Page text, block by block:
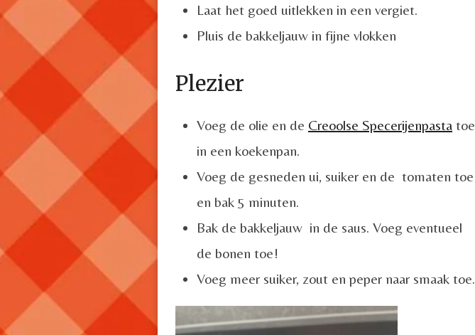
Laat het goed uitlekken in een vergiet.
Pluis de bakkeljauw in fijne vlokken
Plezier
Voeg de olie en de Creoolse Specerijenpasta toe
in een koekenpan.
Voeg de gesneden ui, suiker en de tomaten toe
en bak 5 minuten.
Bak de bakkeljauw in de saus. Voeg eventueel
de bonen toe!
Voeg meer suiker, zout en peper naar smaak toe.